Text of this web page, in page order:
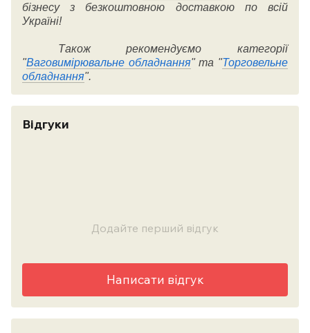
бізнесу з безкоштовною доставкою по всій
Україні!
Також рекомендуємо категорії
"Ваговимірювальне обладнання" та "Торговельне
обладнання".
Відгуки
Додайте перший відгук
Написати відгук